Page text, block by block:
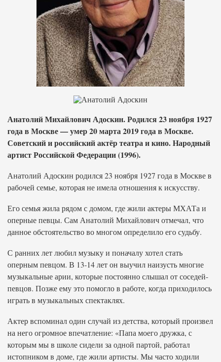
Анатолий Михайлович Адоскин. Родился 23 ноября 1927
года в Москве — умер 20 марта 2019 года в Москве.
Советский и российский актёр театра и кино. Народный
артист Российской Федерации (1996).
Анатолий Адоскин родился 23 ноября 1927 года в Москве в
рабочей семье, которая не имела отношения к искусству.
Его семья жила рядом с домом, где жили актеры МХАТа и
оперные певцы. Сам Анатолий Михайлович отмечал, что
данное обстоятельство во многом определило его судьбу.
С ранних лет любил музыку и поначалу хотел стать
оперным певцом. В 13-14 лет он выучил наизусть многие
музыкальные арии, которые постоянно слышал от соседей-
певцов. Позже ему это помогло в работе, когда приходилось
играть в музыкальных спектаклях.
Актер вспоминал один случай из детства, который произвел
на него огромное впечатление: «Папа моего дружка, с
которым мы в школе сидели за одной партой, работал
истопником в доме, где жили артисты. Мы часто ходили